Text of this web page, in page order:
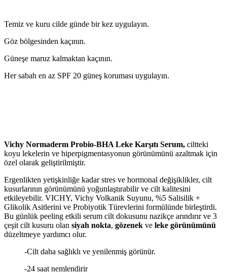
Temiz ve kuru cilde günde bir kez uygulayın.
Göz bölgesinden kaçının.
Güneşe maruz kalmaktan kaçının.
Her sabah en az SPF 20 güneş koruması uygulayın.
Vichy Normaderm Probio-BHA Leke Karşıtı Serum, ciltteki
koyu lekelerin ve hiperpigmentasyonun görünümünü azaltmak için
özel olarak geliştirilmiştir.
Ergenlikten yetişkinliğe kadar stres ve hormonal değişiklikler, cilt
kusurlarının görünümünü yoğunlaştırabilir ve cilt kalitesini
etkileyebilir. VICHY, Vichy Volkanik Suyunu, %5 Salisilik +
Glikolik Asitlerini ve Probiyotik Türevlerini formülünde birleştirdi.
Bu günlük peeling etkili serum cilt dokusunu nazikçe arındırır ve 3
çeşit cilt kusuru olan siyah nokta, gözenek ve leke görünümünü
düzeltmeye yardımcı olur.
-Cilt daha sağlıklı ve yenilenmiş görünür.
-24 saat nemlendirir